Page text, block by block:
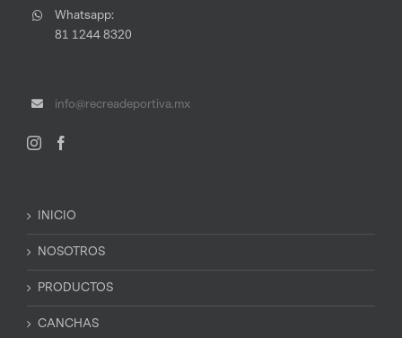
Whatsapp:
81 1244 8320
info@recreadeportiva.mx
INICIO
NOSOTROS
PRODUCTOS
CANCHAS